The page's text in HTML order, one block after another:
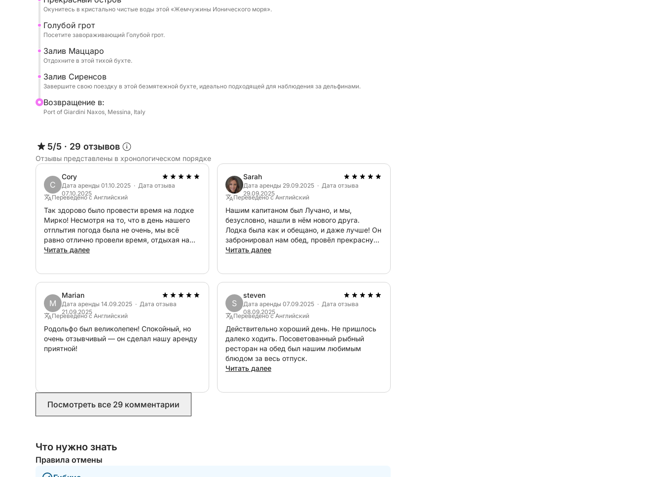
Не стесняйтесь брать с собой еду на борт!
Окунитесь в кристально чистые воды этой «Жемчужины Ионического моря».
Голубой грот
Посетите завораживающий Голубой грот.
Залив Маццаро
Отдохните в этой тихой бухте.
Залив Сиренсов
Завершите свою поездку в этой безмятежной бухте, идеально подходящей для наблюдения за дельфинами.
Bозвращение в:
Port of Giardini Naxos, Messina, Italy
5/5 · 29 отзывов
Отзывы представлены в хронологическом порядке
C
Cory
Дата аренды 01.10.2025 · Дата отзыва
07.10.2025
Переведено с Английский
Так здорово было провести время на лодке
Мирко! Несмотря на то, что в день нашего
отплытия погода была не очень, мы всё
равно отлично провели время, отдыхая на
палубе лодки перед замком Маниаче и
Читать далее
Sarah
Дата аренды 29.09.2025 · Дата отзыва
29.09.2025
Переведено с Английский
Нашим капитаном был Лучано, и мы,
безусловно, нашли в нём нового друга.
Лодка была как и обещано, и даже лучше! Он
забронировал нам обед, провёл прекрасную
водную экскурсию по Таормине и поделился
Читать далее
M
Marian
Дата аренды 14.09.2025 · Дата отзыва
21.09.2025
Переведено с Английский
Родольфо был великолепен! Спокойный, но
очень отзывчивый — он сделал нашу аренду
приятной!
S
steven
Дата аренды 07.09.2025 · Дата отзыва
08.09.2025
Переведено с Английский
Действительно хороший день. Не пришлось
далеко ходить. Посоветованный рыбный
ресторан на обед был нашим любимым
блюдом за весь отпуск.
Читать далее
Посмотреть все 29 комментарии
Что нужно знать
Правила отмены